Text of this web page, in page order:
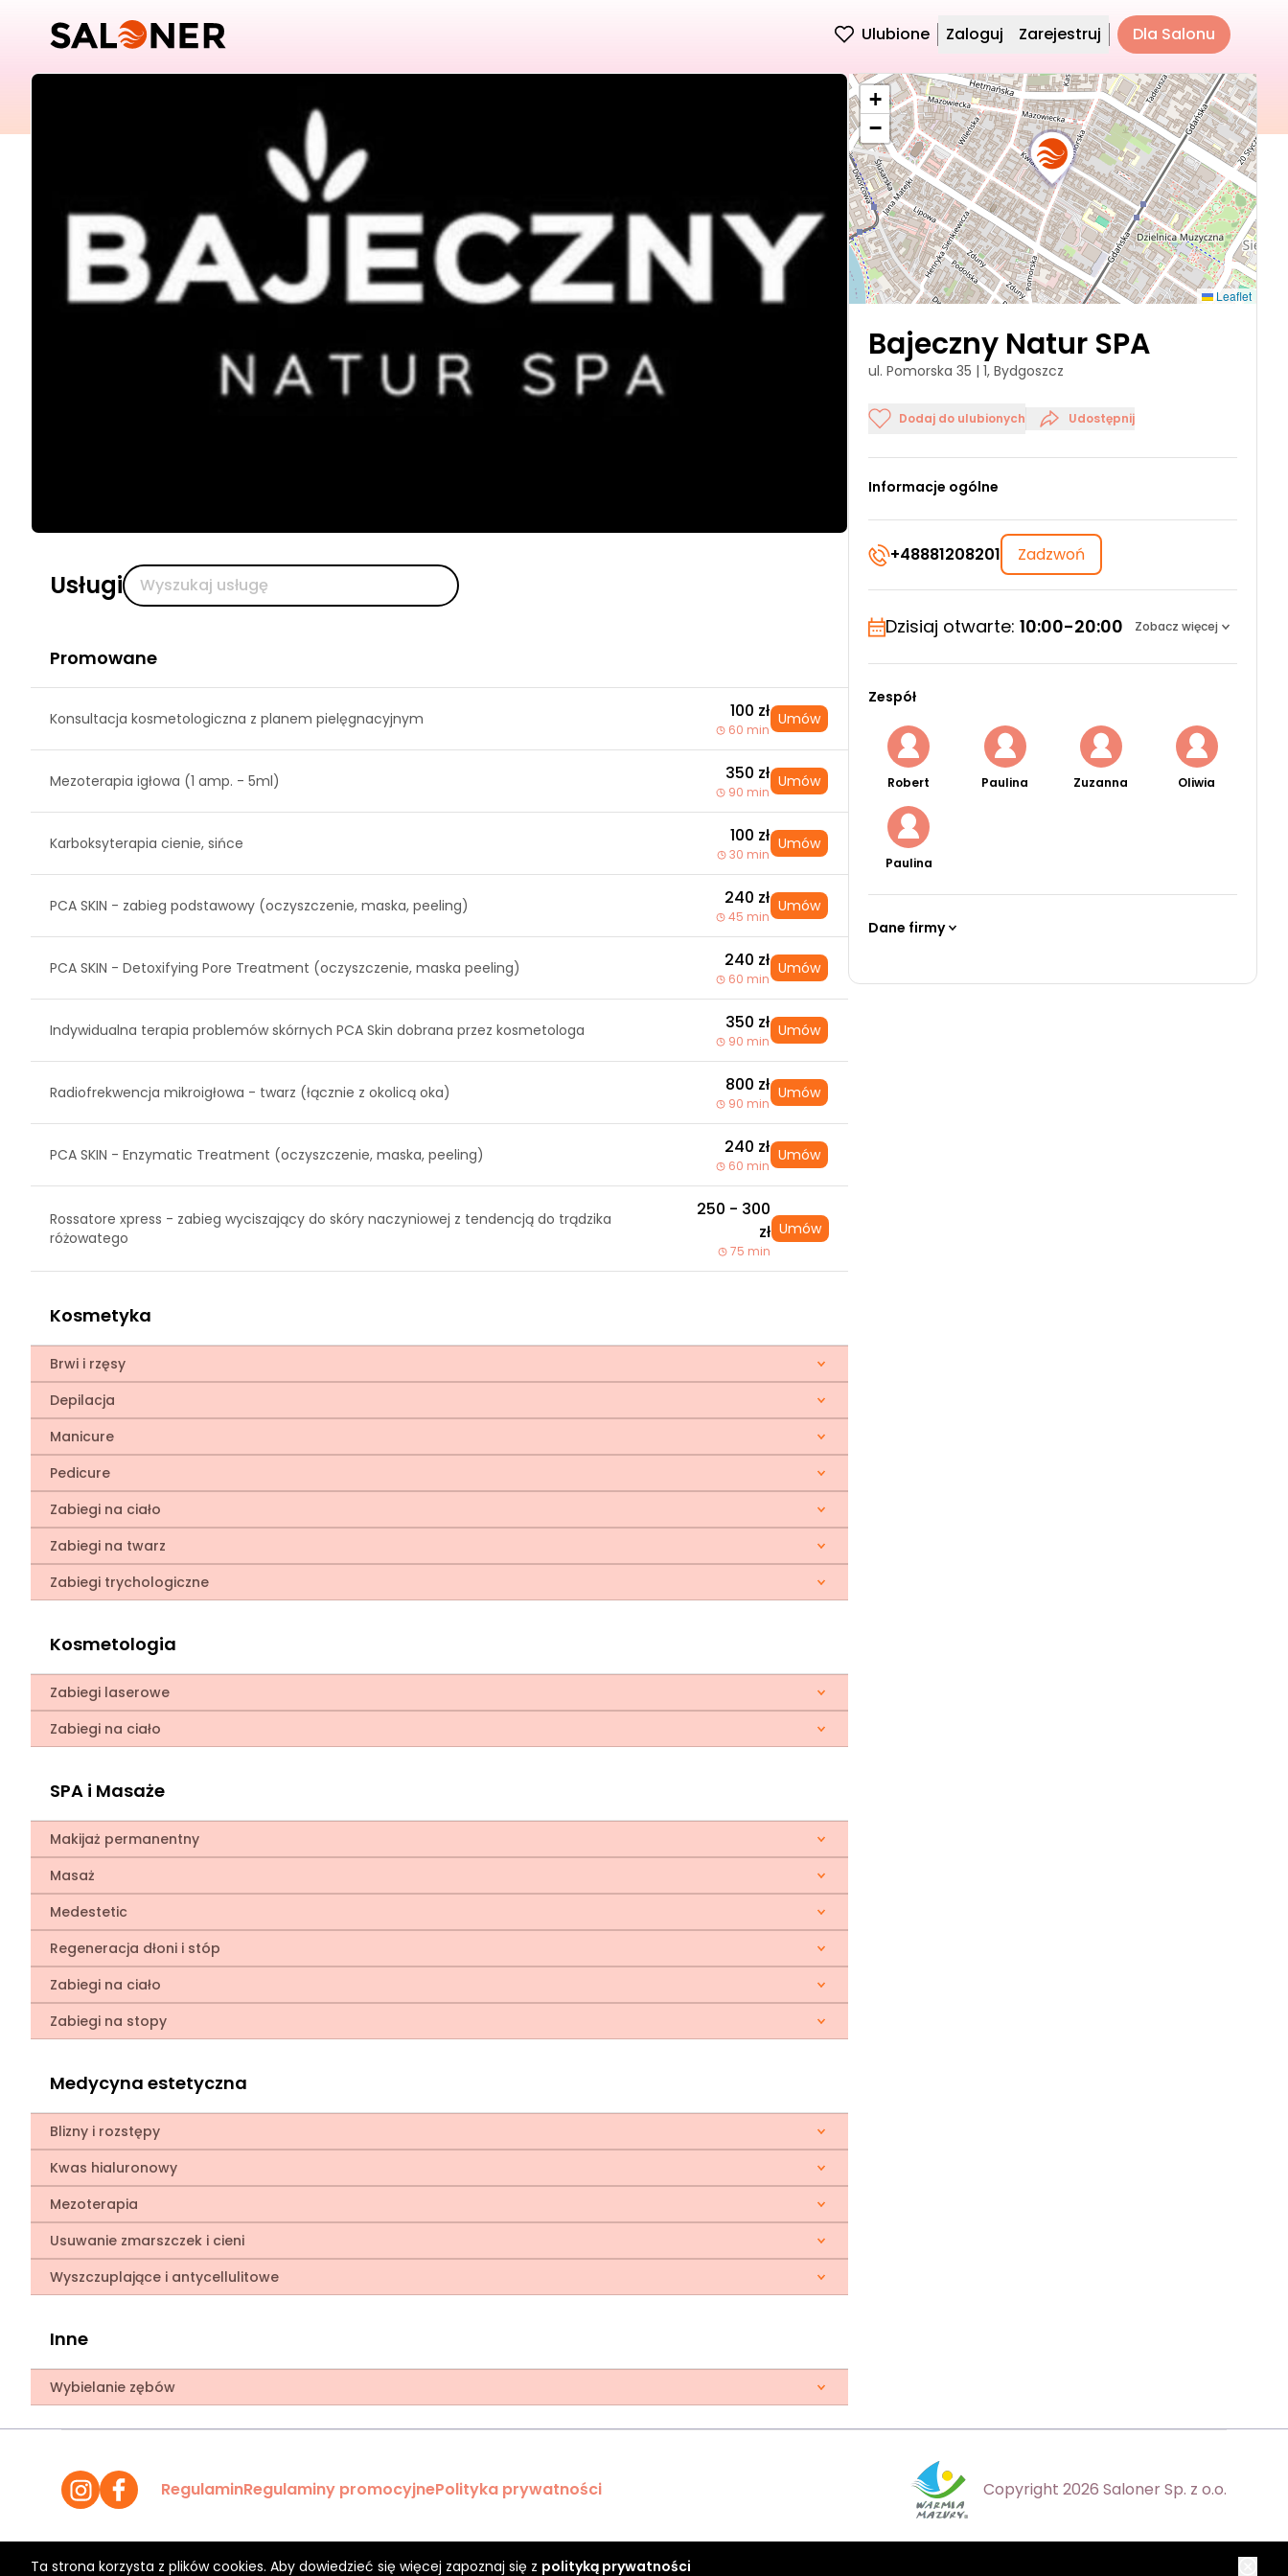
Ulubione Zaloguj Zarejestruj Dla Salonu
Usługi
Promowane
Konsultacja kosmetologiczna z planem pielęgnacyjnym 100 zł
60 min
Umów
Mezoterapia igłowa (1 amp. - 5ml) 350 zł
90 min
Umów
Karboksyterapia cienie, sińce 100 zł
30 min
Umów
PCA SKIN - zabieg podstawowy (oczyszczenie, maska, peeling) 240 zł
45 min
Umów
PCA SKIN - Detoxifying Pore Treatment (oczyszczenie, maska peeling) 240 zł
60 min
Umów
Indywidualna terapia problemów skórnych PCA Skin dobrana przez kosmetologa 350 zł
90 min
Umów
Radiofrekwencja mikroigłowa - twarz (łącznie z okolicą oka) 800 zł
90 min
Umów
PCA SKIN - Enzymatic Treatment (oczyszczenie, maska, peeling) 240 zł
60 min
Umów
Rossatore xpress - zabieg wyciszający do skóry naczyniowej z tendencją do trądzika
różowatego
250 - 300
zł
75 min
Umów
Kosmetyka
Brwi i rzęsy
Depilacja
Manicure
Pedicure
Zabiegi na ciało
Zabiegi na twarz
Zabiegi trychologiczne
Kosmetologia
Zabiegi laserowe
Zabiegi na ciało
SPA i Masaże
Makijaż permanentny
Masaż
Medestetic
Regeneracja dłoni i stóp
Zabiegi na ciało
Zabiegi na stopy
Medycyna estetyczna
Blizny i rozstępy
Kwas hialuronowy
Mezoterapia
Usuwanie zmarszczek i cieni
Wyszczuplające i antycellulitowe
Inne
Wybielanie zębów
+
−
Leaflet
Bajeczny Natur SPA
ul. Pomorska 35 | 1, Bydgoszcz
Dodaj do ulubionych Udostępnij
Informacje ogólne
+48881208201 Zadzwoń
Dzisiaj otwarte:10:00-20:00 Zobacz więcej
Zespół
Robert Paulina Zuzanna Oliwia
Paulina
Dane firmy
Ta strona korzysta z plików cookies. Aby dowiedzieć się więcej zapoznaj się z polityką prywatności
RegulaminRegulaminy promocyjnePolityka prywatności Copyright 2026 Saloner Sp. z o.o.